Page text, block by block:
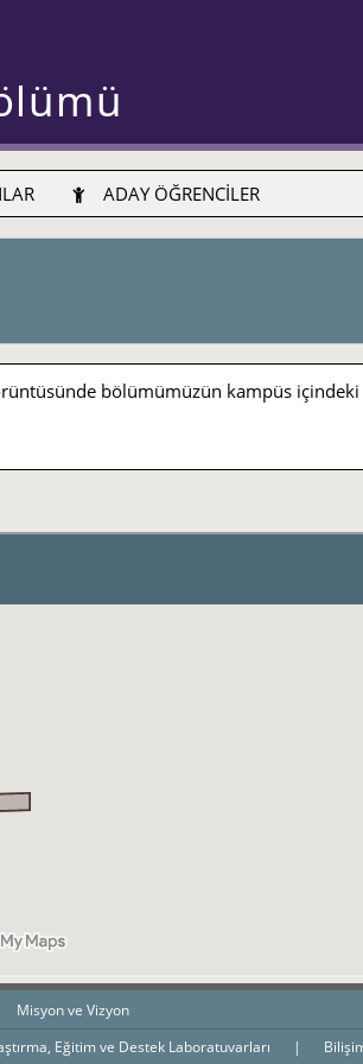
ADAY ÖĞRENCİLER
bölümümüzün kampüs
Misyon ve Vizyon
Eğitim ve Destek Laboratuvarları |